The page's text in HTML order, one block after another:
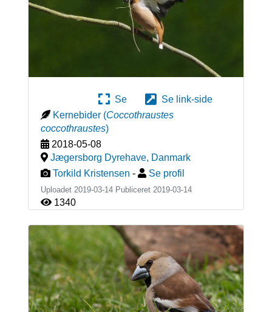
Se
Se link-side
Kernebider (Coccothraustes
coccothraustes)
2018-05-08
Jægersborg Dyrehave, Danmark
Torkild Kristensen - Se profil
Uploadet 2019-03-14 Publiceret 2019-03-14
1340